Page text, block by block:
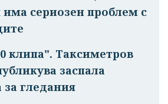
от
си!
има сериозен проблем с
клипа". Таксиметров
заспала
за гледания